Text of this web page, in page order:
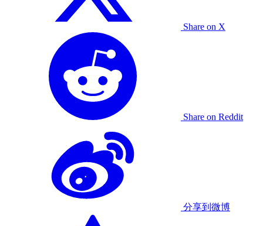
Share on X
Share on Reddit
分享到微博